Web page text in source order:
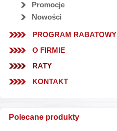
Promocje
Nowości
PROGRAM RABATOWY
O FIRMIE
RATY
KONTAKT
Polecane produkty